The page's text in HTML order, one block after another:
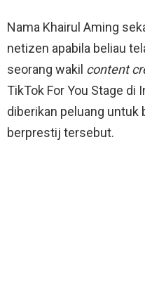
Nama Khairul Aming
netizen apabila beliau
seorang wakil content
TikTok For You Stage di
diberikan peluang untuk
berprestij tersebut.